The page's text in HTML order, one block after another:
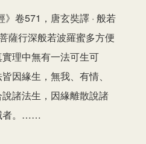
》卷571，唐玄奘譯 · 般若
薩行深般若波羅蜜多方便
理中無有一法可生可
因緣生，無我、有情、
諸法生，因緣離散說諸
者。……